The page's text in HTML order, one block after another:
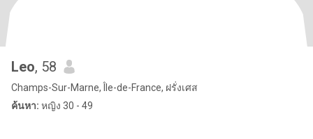
Leo, 58
Champs-Sur-Marne, Île-de-France, ฝรั่งเศส
ค้นหา: หญิง 30 - 49